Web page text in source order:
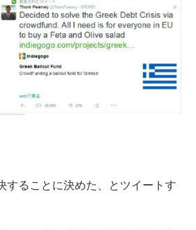
することに決めた、とツイートす